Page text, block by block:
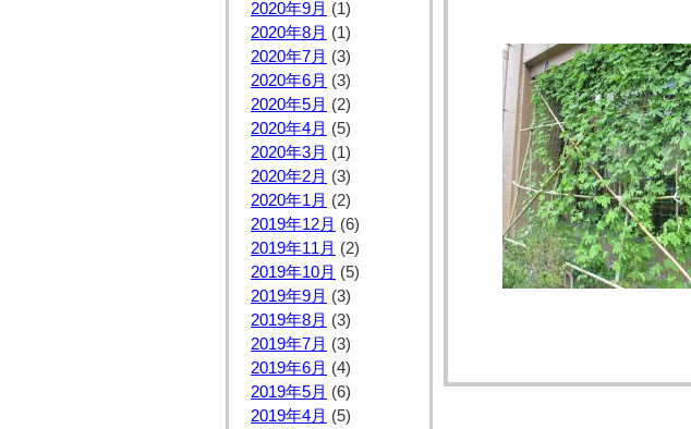
2020年9月 (1)
2020年8月 (1)
2020年7月 (3)
2020年6月 (3)
2020年5月 (2)
2020年4月 (5)
2020年3月 (1)
2020年2月 (3)
2020年1月 (2)
2019年12月 (6)
2019年11月 (2)
2019年10月 (5)
2019年9月 (3)
2019年8月 (3)
2019年7月 (3)
2019年6月 (4)
2019年5月 (6)
2019年4月 (5)